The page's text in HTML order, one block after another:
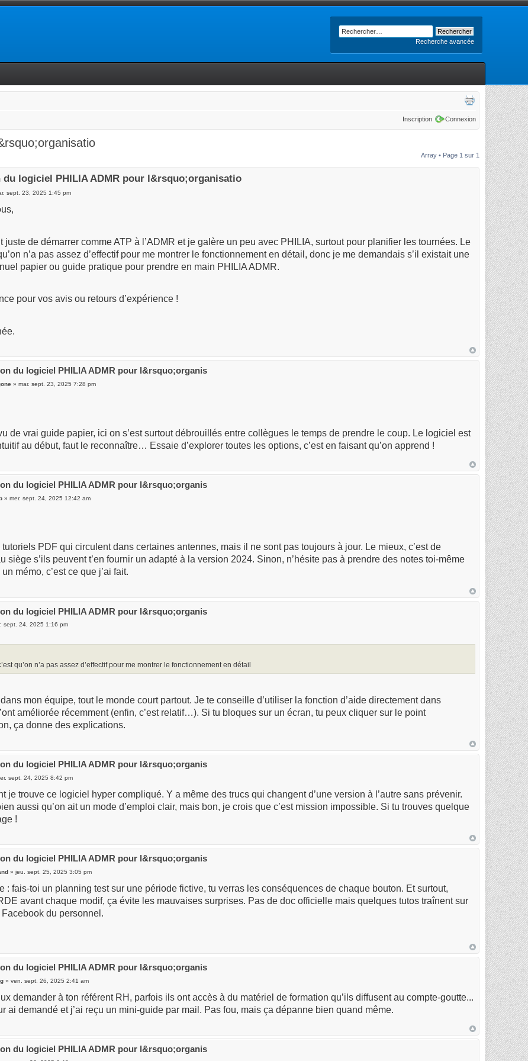
Recherche avancée
Inscription Connexion
Array • Page 1 sur 1
logiciel PHILIA ADMR pour l&rsquo;organisatio
sept. 23, 2025 1:45 pm
juste de démarrer comme ATP à l’ADMR et je galère un peu avec PHILIA, surtout pour planifier les tournées. Le
n’a pas assez d’effectif pour me montrer le fonctionnement en détail, donc je me demandais s’il existait une
papier ou guide pratique pour prendre en main PHILIA ADMR.
pour vos avis ou retours d’expérience !
du logiciel PHILIA ADMR pour l&rsquo;organis
» mar. sept. 23, 2025 7:28 pm
de vrai guide papier, ici on s’est surtout débrouillés entre collègues le temps de prendre le coup. Le logiciel est
au début, faut le reconnaître… Essaie d’explorer toutes les options, c’est en faisant qu’on apprend !
du logiciel PHILIA ADMR pour l&rsquo;organis
» mer. sept. 24, 2025 12:42 am
tutoriels PDF qui circulent dans certaines antennes, mais il ne sont pas toujours à jour. Le mieux, c’est de
siège s’ils peuvent t’en fournir un adapté à la version 2024. Sinon, n’hésite pas à prendre des notes toi-même
mémo, c’est ce que j’ai fait.
du logiciel PHILIA ADMR pour l&rsquo;organis
sept. 24, 2025 1:16 pm
qu’on n’a pas assez d’effectif pour me montrer le fonctionnement en détail
mon équipe, tout le monde court partout. Je te conseille d’utiliser la fonction d’aide directement dans
améliorée récemment (enfin, c’est relatif…). Si tu bloques sur un écran, tu peux cliquer sur le point
ça donne des explications.
du logiciel PHILIA ADMR pour l&rsquo;organis
sept. 24, 2025 8:42 pm
je trouve ce logiciel hyper compliqué. Y a même des trucs qui changent d’une version à l’autre sans prévenir.
aussi qu’on ait un mode d’emploi clair, mais bon, je crois que c’est mission impossible. Si tu trouves quelque
!
du logiciel PHILIA ADMR pour l&rsquo;organis
» jeu. sept. 25, 2025 3:05 pm
: fais-toi un planning test sur une période fictive, tu verras les conséquences de chaque bouton. Et surtout,
avant chaque modif, ça évite les mauvaises surprises. Pas de doc officielle mais quelques tutos traînent sur
Facebook du personnel.
du logiciel PHILIA ADMR pour l&rsquo;organis
» ven. sept. 26, 2025 2:41 am
demander à ton référent RH, parfois ils ont accès à du matériel de formation qu’ils diffusent au compte-goutte...
ai demandé et j’ai reçu un mini-guide par mail. Pas fou, mais ça dépanne bien quand même.
du logiciel PHILIA ADMR pour l&rsquo;organis